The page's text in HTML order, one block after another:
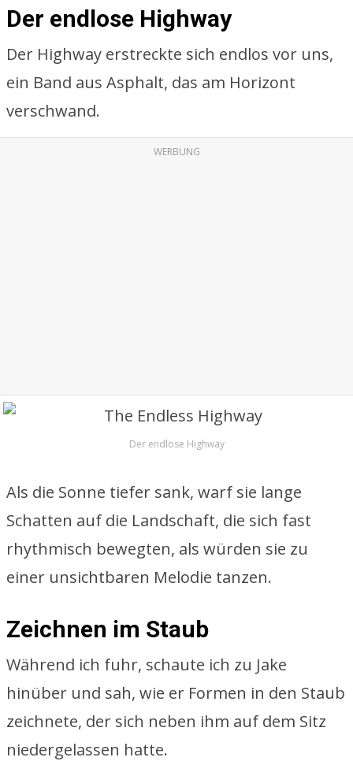
Der endlose Highway
Der Highway erstreckte sich endlos vor uns,
ein Band aus Asphalt, das am Horizont
verschwand.
WERBUNG
Der endlose Highway
Als die Sonne tiefer sank, warf sie lange
Schatten auf die Landschaft, die sich fast
rhythmisch bewegten, als würden sie zu
einer unsichtbaren Melodie tanzen.
Zeichnen im Staub
Während ich fuhr, schaute ich zu Jake
hinüber und sah, wie er Formen in den Staub
zeichnete, der sich neben ihm auf dem Sitz
niedergelassen hatte.